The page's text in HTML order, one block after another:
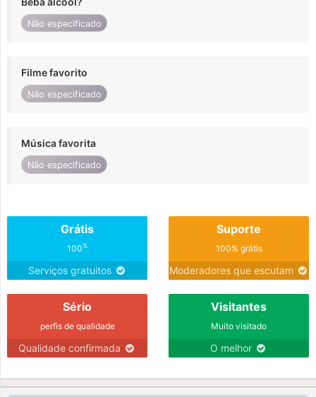
Não especificado
Filme favorito
Não especificado
Música favorita
Não especificado
Grátis
100%
Serviços gratuitos
Suporte
100% grátis
Moderadores que escutam
Sério
perfis de qualidade
Qualidade confirmada
Visitantes
Muito visitado
O melhor